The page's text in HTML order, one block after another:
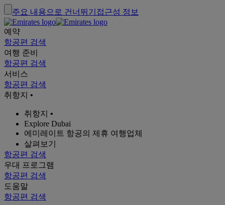
주요 내용으로 건너뛰기 접근성 정보
예약
항공편 검색
여행 준비
항공편 검색
서비스
항공편 검색
취항지 •
취항지 •
Explore Dubai
에미레이트 항공의 제휴 여행업체
살펴보기
항공편 검색
우대 프로그램
항공편 검색
도움말
항공편 검색